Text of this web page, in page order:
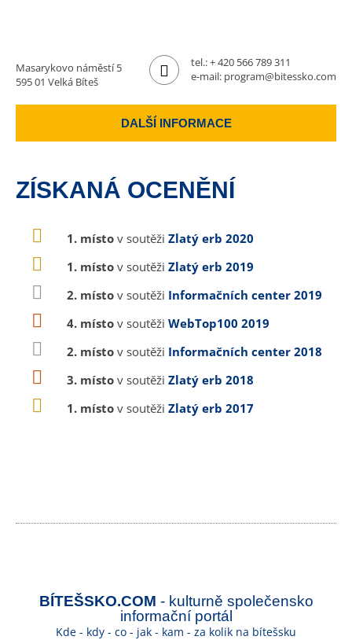
Masarykovo náměstí 5
595 01 Velká Bíteš
tel.:+ 420 566 789 311
e-mail: program@bitessko.com
DALŠÍ INFORMACE
ZÍSKANÁ OCENĚNÍ
1. místo v soutěži Zlatý erb 2020
1. místo v soutěži Zlatý erb 2019
2. místo v soutěži Informačních center 2019
4. místo v soutěži WebTop100 2019
2. místo v soutěži Informačních center 2018
3. místo v soutěži Zlatý erb 2018
1. místo v soutěži Zlatý erb 2017
BÍTEŠSKO.COM - kulturně společensko
informační portál
Kde - kdy - co - jak - kam - za kolik na bítešsku